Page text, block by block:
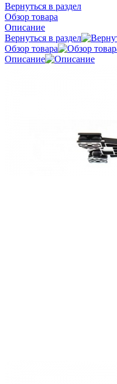
Вернуться в раздел
Обзор товара
Описание
Вернуться в раздел
Обзор товара
Описание